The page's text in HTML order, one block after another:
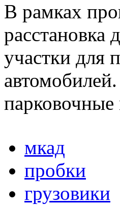
В рамках
расстановка
участки для
парковочные
мкад
пробки
грузовики